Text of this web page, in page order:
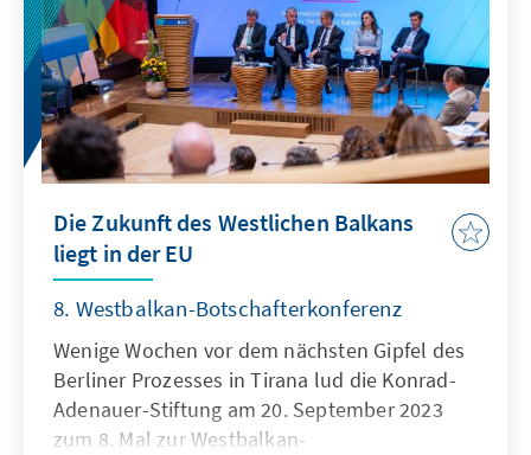
Die Zukunft des Westlichen Balkans
liegt in der EU
8. Westbalkan-Botschafterkonferenz
Wenige Wochen vor dem nächsten Gipfel des
Berliner Prozesses in Tirana lud die Konrad-
Adenauer-Stiftung am 20. September 2023
zum 8. Mal zur Westbalkan-